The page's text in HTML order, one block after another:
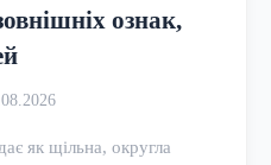
ознак,
як щільна, округла